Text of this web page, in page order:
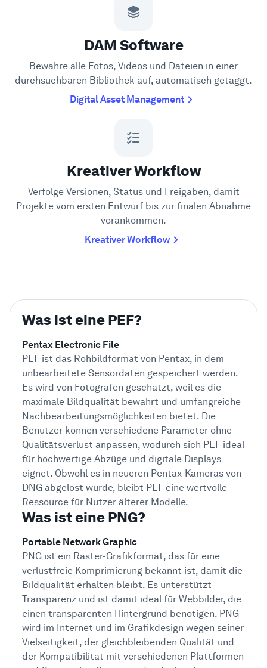
DAM Software
Bewahre alle Fotos, Videos und Dateien in einer
durchsuchbaren Bibliothek auf, automatisch getaggt.
Digital Asset Management
Kreativer Workflow
Verfolge Versionen, Status und Freigaben, damit
Projekte vom ersten Entwurf bis zur finalen Abnahme
vorankommen.
Kreativer Workflow
Was ist eine PEF?
Pentax Electronic File
PEF ist das Rohbildformat von Pentax, in dem
unbearbeitete Sensordaten gespeichert werden.
Es wird von Fotografen geschätzt, weil es die
maximale Bildqualität bewahrt und umfangreiche
Nachbearbeitungsmöglichkeiten bietet. Die
Benutzer können verschiedene Parameter ohne
Qualitätsverlust anpassen, wodurch sich PEF ideal
für hochwertige Abzüge und digitale Displays
eignet. Obwohl es in neueren Pentax-Kameras von
DNG abgelöst wurde, bleibt PEF eine wertvolle
Ressource für Nutzer älterer Modelle.
Was ist eine PNG?
Portable Network Graphic
PNG ist ein Raster-Grafikformat, das für eine
verlustfreie Komprimierung bekannt ist, damit die
Bildqualität erhalten bleibt. Es unterstützt
Transparenz und ist damit ideal für Webbilder, die
einen transparenten Hintergrund benötigen. PNG
wird im Internet und im Grafikdesign wegen seiner
Vielseitigkeit, der gleichbleibenden Qualität und
der Kompatibilität mit verschiedenen Plattformen